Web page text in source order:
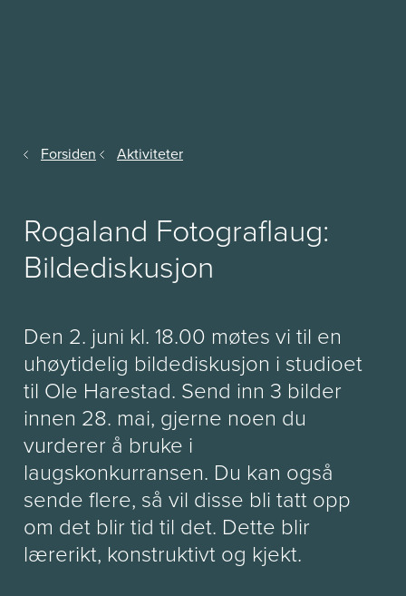
Forsiden Aktiviteter
Rogaland Fotograflaug:
Bildediskusjon
Den 2. juni kl. 18.00 møtes vi til en
uhøytidelig bildediskusjon i studioet
til Ole Harestad. Send inn 3 bilder
innen 28. mai, gjerne noen du
vurderer å bruke i
laugskonkurransen. Du kan også
sende flere, så vil disse bli tatt opp
om det blir tid til det. Dette blir
lærerikt, konstruktivt og kjekt.